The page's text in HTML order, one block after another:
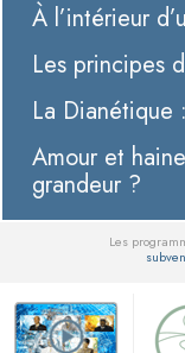
À l’intérieur
Les principes
La Dianétique
Amour et
grandeur ?
Les